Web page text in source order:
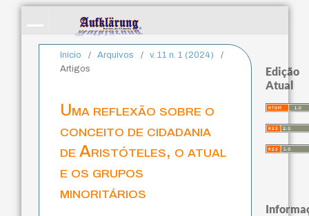
Início / Arquivos / v. 11 n. 1 (2024)
/
Artigos
Uma reflexão sobre o
conceito de cidadania
de Aristóteles, o atual
e os grupos
minoritários
Edição
Atual